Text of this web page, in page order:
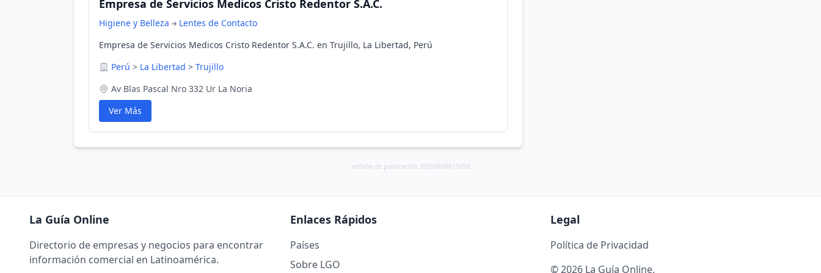
Empresa de Servicios Medicos Cristo Redentor S.A.C.
Higiene y Belleza
Lentes de Contacto
Empresa de Servicios Medicos Cristo Redentor S.A.C. en Trujillo, La Libertad, Perú
Perú > La Libertad > Trujillo
Av Blas Pascal Nro 332 Ur La Noria
Ver Más
versión de publicación 20260808015056
La Guía Online
Directorio de empresas y negocios para encontrar
información comercial en Latinoamérica.
Enlaces Rápidos
Países
Sobre LGO
Legal
Política de Privacidad
© 2026 La Guía Online.